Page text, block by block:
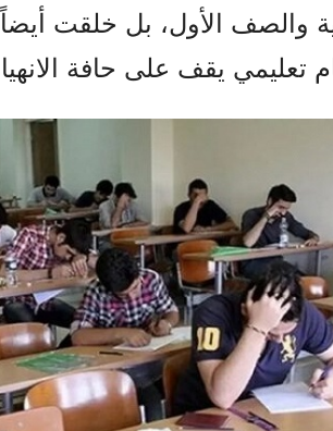
والصف الأول، بل خلقت أيضاً
يقف على حافة